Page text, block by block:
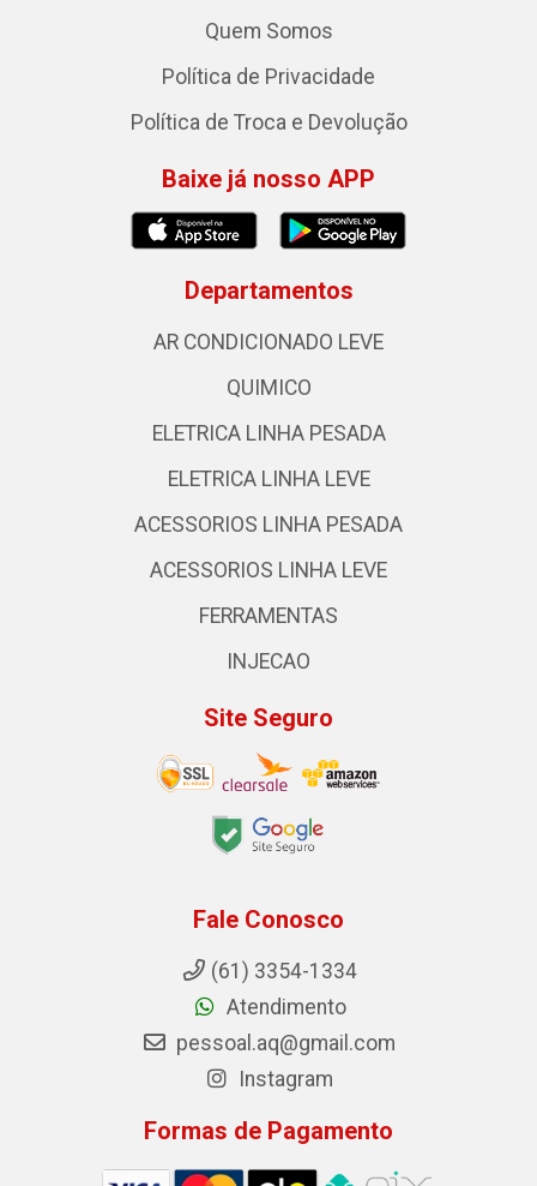
Quem Somos
Política de Privacidade
Política de Troca e Devolução
Baixe já nosso APP
Departamentos
AR CONDICIONADO LEVE
QUIMICO
ELETRICA LINHA PESADA
ELETRICA LINHA LEVE
ACESSORIOS LINHA PESADA
ACESSORIOS LINHA LEVE
FERRAMENTAS
INJECAO
Site Seguro
Fale Conosco
(61) 3354-1334
Atendimento
pessoal.aq@gmail.com
Instagram
Formas de Pagamento